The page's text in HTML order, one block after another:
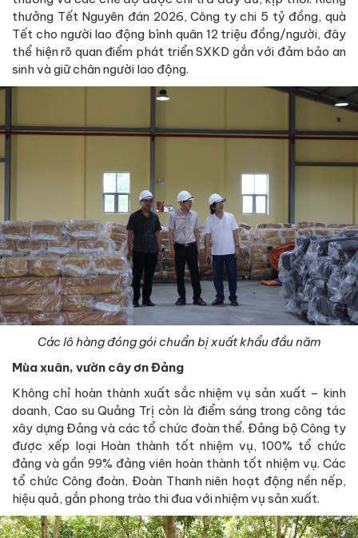
thưởng Tết Nguyên đán 2026, Công ty chi 5 tỷ đồng, quà
Tết cho người lao động bình quân 12 triệu đồng/người, đây
thể hiện rõ quan điểm phát triển SXKD gắn với đảm bảo an
sinh và giữ chân người lao động.
Các lô hàng đóng gói chuẩn bị xuất khẩu đầu năm
Mùa xuân, vườn cây ơn Đảng
Không chỉ hoàn thành xuất sắc nhiệm vụ sản xuất – kinh
doanh, Cao su Quảng Trị còn là điểm sáng trong công tác
xây dựng Đảng và các tổ chức đoàn thể. Đảng bộ Công ty
được xếp loại Hoàn thành tốt nhiệm vụ, 100% tổ chức
đảng và gần 99% đảng viên hoàn thành tốt nhiệm vụ. Các
tổ chức Công đoàn, Đoàn Thanh niên hoạt động nền nếp,
hiệu quả, gắn phong trào thi đua với nhiệm vụ sản xuất.